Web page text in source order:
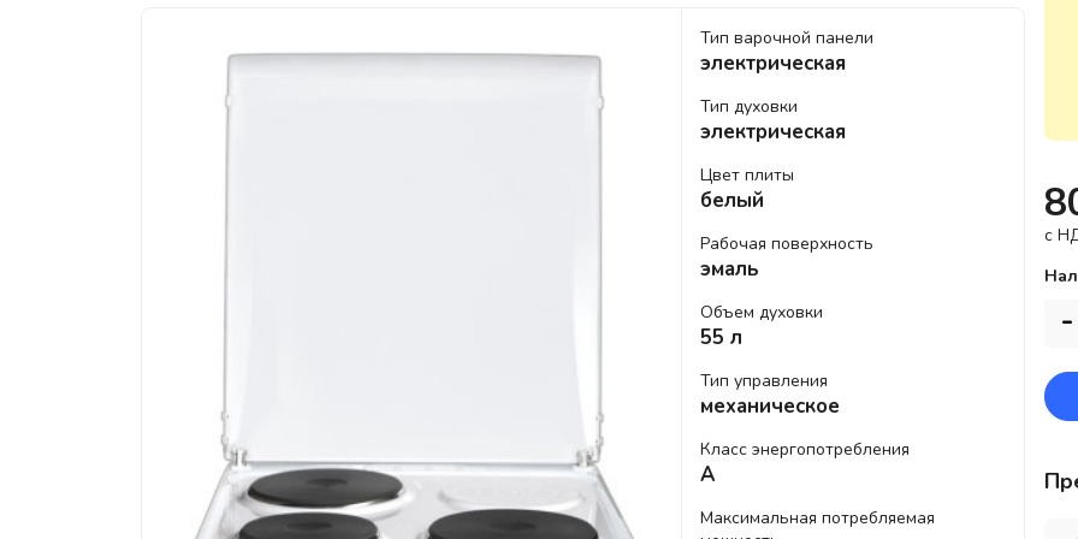
Тип варочной панели
электрическая
Тип духовки
электрическая
Цвет плиты
белый
Рабочая поверхность
эмаль
Объем духовки
55 л
Тип управления
механическое
Класс энергопотребления
A
Максимальная потребляемая
c
-